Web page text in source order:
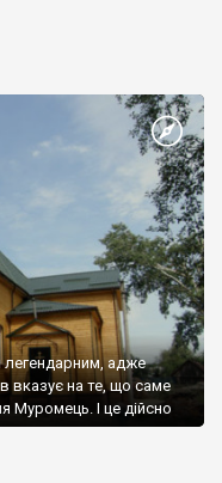
адже
вказує на те, що саме
Муромець. І це дійсно
документах